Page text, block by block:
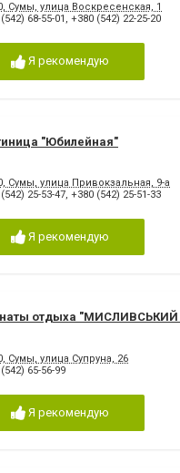
Сумы, улица Воскресенская, 1
68-55-01 , +380 (542) 22-25-20
Я рекомендую
"Юбилейная"
Сумы, улица Привокзальная, 9-а
25-53-47, +380 (542) 25-51-33
Я рекомендую
отдыха "МИСЛИВСЬКИЙ
Сумы, улица Супруна, 26
65-56-99
Я рекомендую